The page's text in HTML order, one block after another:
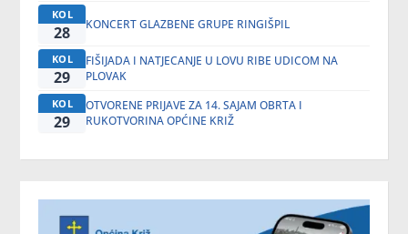
KOL
28 KONCERT GLAZBENE GRUPE RINGIŠPIL
KOL
29
FIŠIJADA I NATJECANJE U LOVU RIBE UDICOM NA
PLOVAK
KOL
29
OTVORENE PRIJAVE ZA 14. SAJAM OBRTA I
RUKOTVORINA OPĆINE KRIŽ